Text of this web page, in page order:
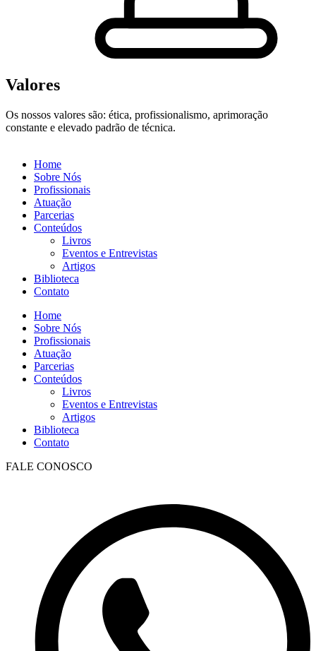
Valores
Os nossos valores são: ética, profissionalismo, aprimoração
constante e elevado padrão de técnica.
Home
Sobre Nós
Profissionais
Atuação
Parcerias
Conteúdos
Livros
Eventos e Entrevistas​
Artigos
Biblioteca
Contato
Home
Sobre Nós
Profissionais
Atuação
Parcerias
Conteúdos
Livros
Eventos e Entrevistas​
Artigos
Biblioteca
Contato
FALE CONOSCO